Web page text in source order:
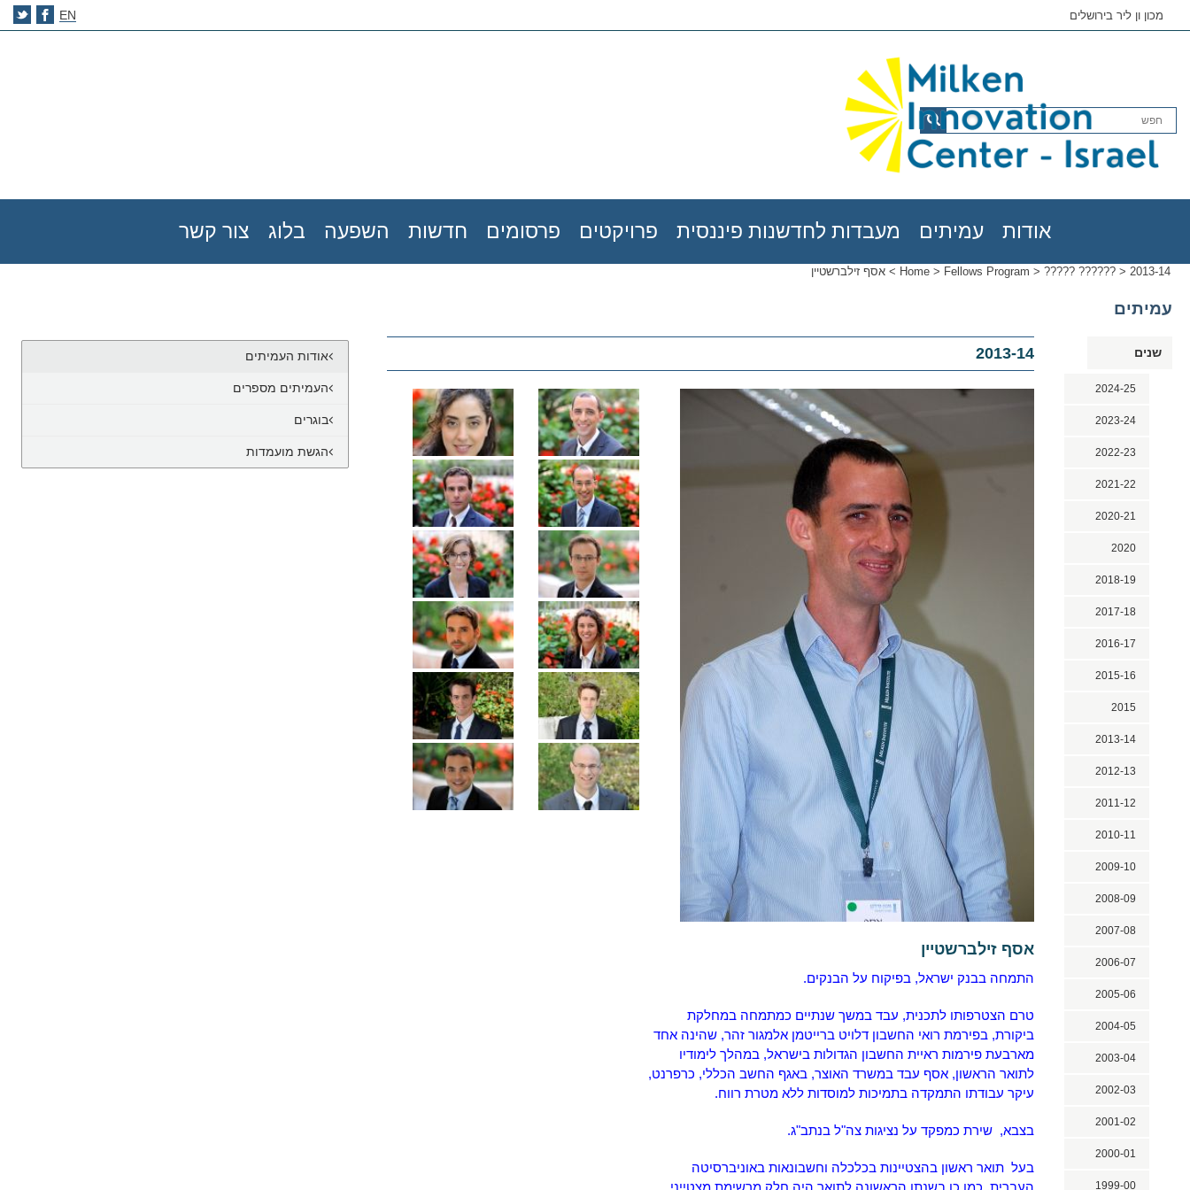
מכון ון ליר בירושלים EN
אודות עמיתים מעבדות לחדשנות פיננסית פרויקטים פרסומים חדשות השפעה בלוג צור קשר
Home > Fellows Program > ????? ?????? > 2013-14
> אסף זילברשטיין
עמיתים
שנים
2024-25
2023-24
2022-23
2021-22
2020-21
2020
2018-19
2017-18
2016-17
2015-16
2015
2013-14
2012-13
2011-12
2010-11
2009-10
2008-09
2007-08
2006-07
2005-06
2004-05
2003-04
2002-03
2001-02
2000-01
1999-00
2013-14
אסף זילברשטיין
התמחה בבנק ישראל, בפיקוח על הבנקים.
טרם הצטרפותו לתכנית, עבד במשך שנתיים כמתמחה במחלקת
ביקורת, בפירמת רואי החשבון דלויט ברייטמן אלמגור זהר, שהינה אחד
מארבעת פירמות ראיית החשבון הגדולות בישראל, במהלך לימודיו
לתואר הראשון, אסף עבד במשרד האוצר, באגף החשב הכללי, כרפרנט,
עיקר עבודתו התמקדה בתמיכות למוסדות ללא מטרת רווח.
בצבא, שירת כמפקד על נציגות צה"ל בנתב"ג.
בעל תואר ראשון בהצטיינות בכלכלה וחשבונאות באוניברסיטה
העברית, כמו כן בשנתו הראשונה לתואר היה חלק מרשימת מצטייני
אודות העמיתים
העמיתים מספרים
בוגרים
הגשת מועמדות